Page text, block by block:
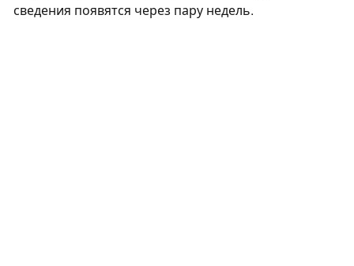
сведения появятся через пару недель.